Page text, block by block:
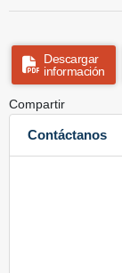
Descargar
información
Compartir
Contáctanos